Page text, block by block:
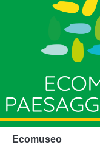
Ecomuseo